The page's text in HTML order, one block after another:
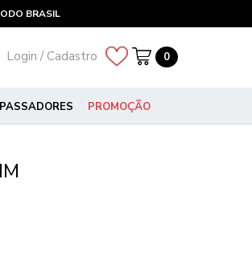
BRASIL
Login / Cadastro 0
PASSADORES PROMOÇÃO